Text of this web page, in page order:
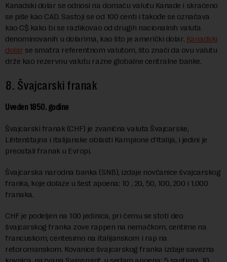
Kanadski dolar se odnosi na domaću valutu Kanade i skraćeno
se piše kao CAD. Sastoji se od 100 centi i takođe se označava
kao C$ kako bi se razlikovao od drugih nacionalnih valuta
denominovanih u dolarima, kao što je američki dolar. Kanadski
dolar se smatra referentnom valutom, što znači da ovu valutu
drže kao rezervnu valutu razne globalne centralne banke.
8. Švajcarski franak
Uveden 1850. godine
Švajcarski franak (CHF) je zvanična valuta Švajcarske,
Lihtenštajna i italijanske oblasti Kampione d’Italija, i jedini je
preostali franak u Evropi.
Švajcarska narodna banka (SNB), izdaje novčanice švajcarskog
franka, koje dolaze u šest apoena: 10 , 20, 50, 100, 200 i 1.000
franaka.
CHF je podeljen na 100 jedinica, pri čemu se stoti deo
švajcarskog franka zove rappen na nemačkom, centime na
francuskom, centesimo na italijanskom i rap na
retoromanskom. Kovanice švajcarskog franka izdaje savezna